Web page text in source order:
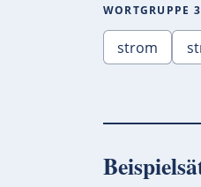
WORTGRUPPE 3
strom